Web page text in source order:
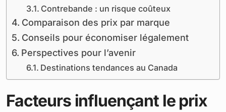
Contrebande : un risque coûteux
Comparaison des prix par marque
Conseils pour économiser légalement
Perspectives pour l’avenir
Destinations tendances au Canada
Facteurs influençant le prix